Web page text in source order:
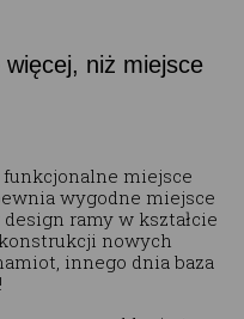
niż miejsce
miejsce
wygodne miejsce
ramy w kształcie
nowych
innego dnia baza